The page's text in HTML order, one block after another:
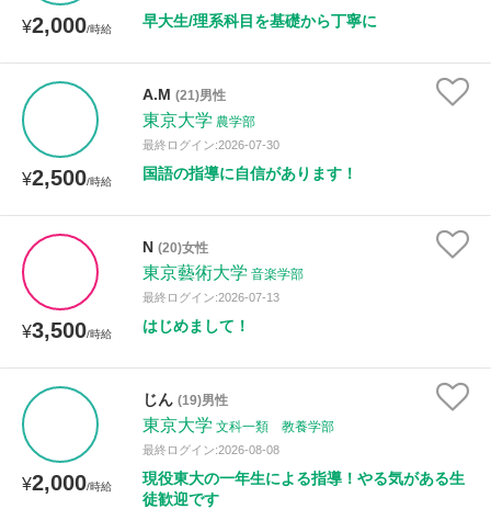
¥2,000/時給 早大生/理系科目を基礎から丁寧に
¥2,500/時給
A.M (21)男性
東京大学 農学部
最終ログイン:2026-07-30
国語の指導に自信があります！
¥3,500/時給
N (20)女性
東京藝術大学 音楽学部
最終ログイン:2026-07-13
はじめまして！
¥2,000/時給
じん (19)男性
東京大学 文科一類 教養学部
最終ログイン:2026-08-08
現役東大の一年生による指導！やる気がある生
徒歓迎です